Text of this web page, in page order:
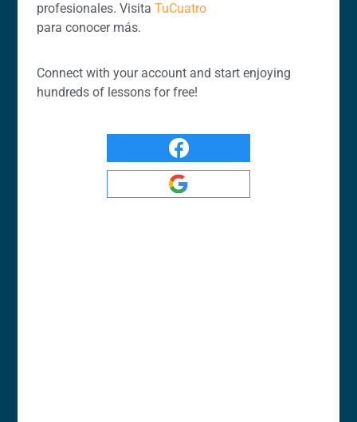
profesionales. Visita TuCuatro
para conocer más.
Connect with your account and start enjoying
hundreds of lessons for free!